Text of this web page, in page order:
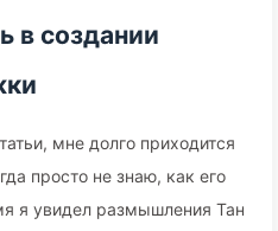
в создании
мне долго приходится
просто не знаю, как его
я увидел размышления Тан